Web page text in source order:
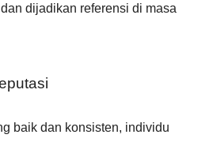
dijadikan referensi di masa
baik dan konsisten, individu